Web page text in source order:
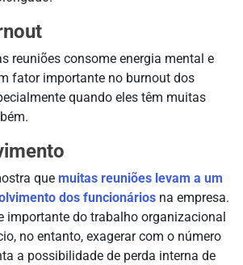
reuniões consome energia mental e
fator importante no burnout dos
quando eles têm muitas
que muitas reuniões levam a um
dos funcionários na empresa.
importante do trabalho organizacional
no entanto, exagerar com o número
a possibilidade de perda interna de